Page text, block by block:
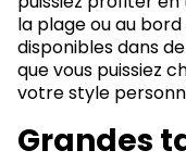
la plage ou au
disponibles dans
que vous puissiez
votre style
Grandes